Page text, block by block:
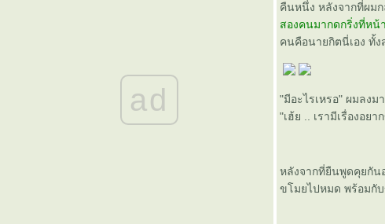
ad
คืนหนึ่ง หลังจากที่ผม
สองคนมากดกริ่งที่หน้
คนคือนายกิตนี่เอง ทั้
"มีอะไรเหรอ" ผมลง
"เฮ้ย .. เรามีเรื่องอย
หลังจากที่ยืนพูดคุยกัน
ขโมยไปหมด พร้อมกับ